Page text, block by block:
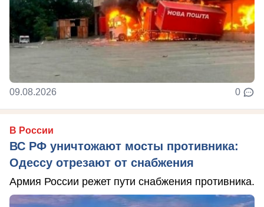
09.08.2026 0
В России
ВС РФ уничтожают мосты противника:
Одессу отрезают от снабжения
Армия России режет пути снабжения противника.